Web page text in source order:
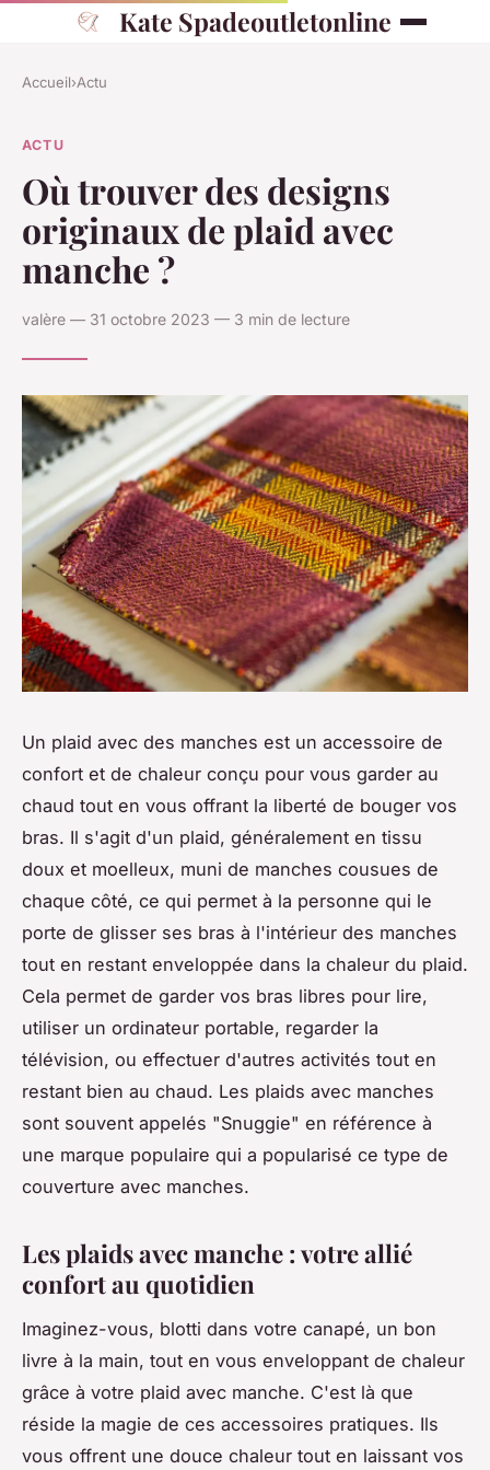
Kate Spadeoutletonline
Accueil›Actu
ACTU
Où trouver des designs
originaux de plaid avec
manche ?
valère — 31 octobre 2023 — 3 min de lecture
Un plaid avec des manches est un accessoire de
confort et de chaleur conçu pour vous garder au
chaud tout en vous offrant la liberté de bouger vos
bras. Il s'agit d'un plaid, généralement en tissu
doux et moelleux, muni de manches cousues de
chaque côté, ce qui permet à la personne qui le
porte de glisser ses bras à l'intérieur des manches
tout en restant enveloppée dans la chaleur du plaid.
Cela permet de garder vos bras libres pour lire,
utiliser un ordinateur portable, regarder la
télévision, ou effectuer d'autres activités tout en
restant bien au chaud. Les plaids avec manches
sont souvent appelés "Snuggie" en référence à
une marque populaire qui a popularisé ce type de
couverture avec manches.
Les plaids avec manche : votre allié
confort au quotidien
Imaginez-vous, blotti dans votre canapé, un bon
livre à la main, tout en vous enveloppant de chaleur
grâce à votre plaid avec manche. C'est là que
réside la magie de ces accessoires pratiques. Ils
vous offrent une douce chaleur tout en laissant vos